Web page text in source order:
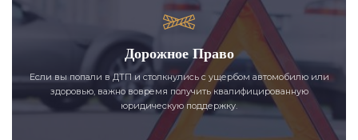
Дорожное Право
Если вы попали в ДТП и столкнулись с ущербом автомобилю или
здоровью, важно вовремя получить квалифицированную
юридическую поддержку.